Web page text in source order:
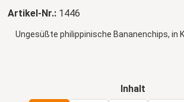
Artikel-Nr.: 1446
Ungesüßte philippinische Bananenchips, in
Inhalt